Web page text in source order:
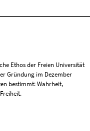
Ethos der Freien Universität
Gründung im Dezember
bestimmt: Wahrheit,